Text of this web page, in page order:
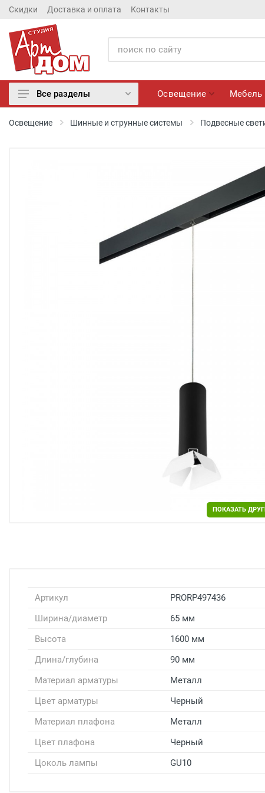
Скидки Доставка и оплата Контакты
Все разделы Освещение Мебель
Освещение Шинные и струнные системы Подвесные
ПОКАЗАТЬ
Артикул
PRORP497436
Ширина/диаметр
65 мм
Высота
1600 мм
Длина/глубина
90 мм
Материал арматуры
Металл
Цвет арматуры
Черный
Материал плафона
Металл
Цвет плафона
Черный
Цоколь лампы
GU10